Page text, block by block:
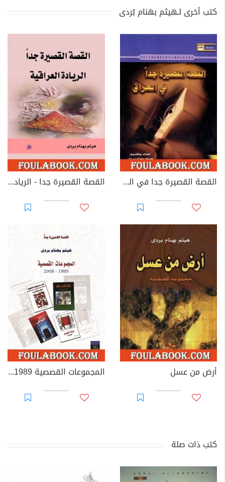
كتب أخرى لـهيثم بهنام بُردى
القصة القصيرة جدا في العراق القصة القصيرة جدا - الريادة العراقية
أرض من عسل المجموعات القصصية 1989 - 2008
كتب ذات صلة